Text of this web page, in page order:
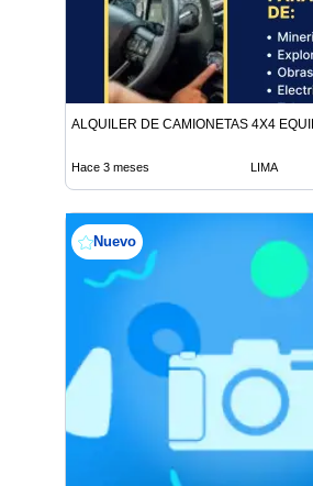
ALQUILER DE CAMIONETAS 4X4
Hace 3 meses LIMA
Nuevo